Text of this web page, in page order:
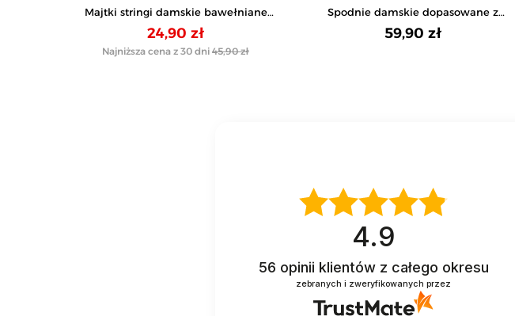
Majtki stringi damskie bawełniane
prążkowane z koronką 3-pak
24,90 zł
Najniższa cena z 30 dni 45,90 zł
Spodnie damskie dopasowane z
podwyższoną talią i wiązaniem
59,90 zł
4.9
56 opinii klientów z całego okresu
zebranych i zweryfikowanych przez